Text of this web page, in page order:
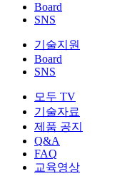
Board
SNS
기술지원
Board
SNS
모두 TV
기술자료
제품 공지
Q&A
FAQ
교육영상